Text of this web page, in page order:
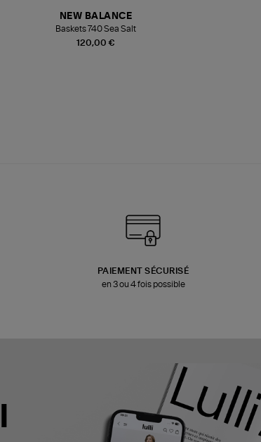
120,00 €
NEW BALANCE
Baskets 740 Sea Salt
PAIEMENT SÉCURISÉ
en 3 ou 4 fois possible